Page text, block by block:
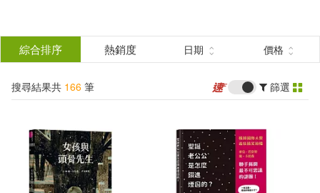
結
分類 (單選)
所有商品(166) 圖書(166)
作者 (可複選)
綜合排序 熱銷度 日期 價格
搜尋結果共 166 筆 篩選